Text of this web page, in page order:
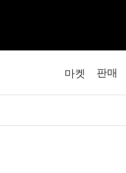
마켓 판매